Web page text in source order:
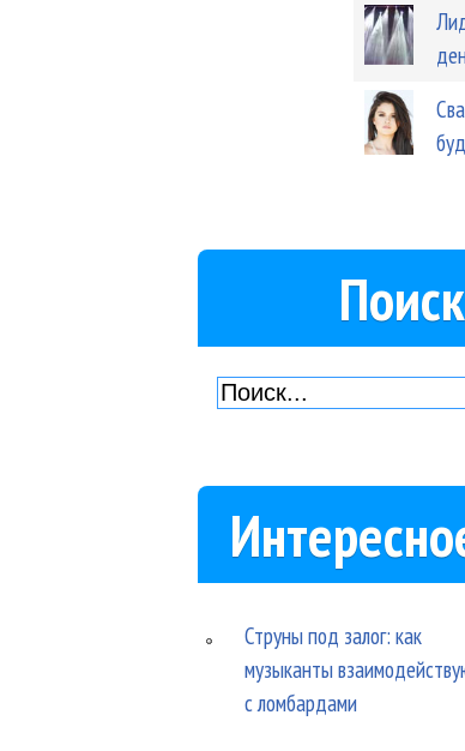
Поиск
Струны под залог: как
музыканты
с ломбардами